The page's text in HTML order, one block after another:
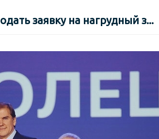
заявку на нагрудный з...